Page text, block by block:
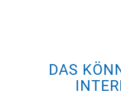
DAS